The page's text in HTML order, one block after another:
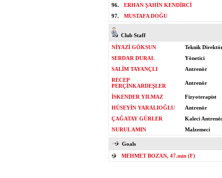
96.
ERHAN ŞAHİN KENDİRCİ
97.
MUSTAFA DOĞU
Club Staff
NİYAZİ GÖKSUN
Teknik
SERDAR DURAL
Yönetici
SALİM TAYANÇLI
Antrenör
RECEP
PERÇİNKARDEŞLER
Antrenör
İSKENDER YILMAZ
Fizyoterapist
HÜSEYİN YARALIOĞLU
Antrenör
ÇAĞATAY GÜRLER
Kaleci
NURUL AMIN
Malzemeci
Goals
MEHMET BOZAN, 47.min (F)